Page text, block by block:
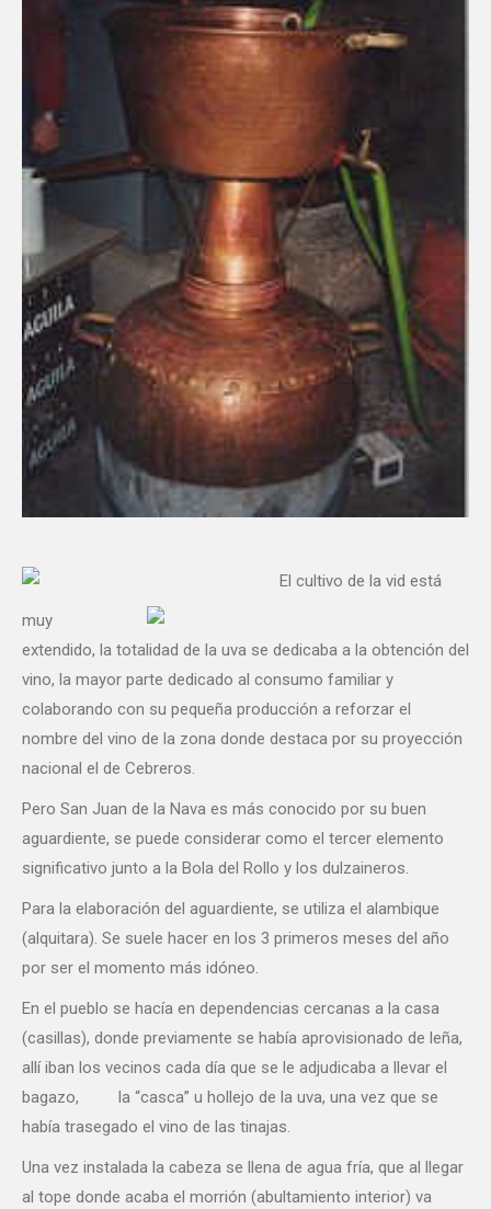
El cultivo de la vid está
muy
extendido, la totalidad de la uva se dedicaba a la obtención del
vino, la mayor parte dedicado al consumo familiar y
colaborando con su pequeña producción a reforzar el
nombre del vino de la zona donde destaca por su proyección
nacional el de Cebreros.
Pero San Juan de la Nava es más conocido por su buen
aguardiente, se puede considerar como el tercer elemento
significativo junto a la Bola del Rollo y los dulzaineros.
Para la elaboración del aguardiente, se utiliza el alambique
(alquitara). Se suele hacer en los 3 primeros meses del año
por ser el momento más idóneo.
En el pueblo se hacía en dependencias cercanas a la casa
(casillas), donde previamente se había aprovisionado de leña,
allí iban los vecinos cada día que se le adjudicaba a llevar el
bagazo, la “casca” u hollejo de la uva, una vez que se
había trasegado el vino de las tinajas.
Una vez instalada la cabeza se llena de agua fría, que al llegar
al tope donde acaba el morrión (abultamiento interior) va